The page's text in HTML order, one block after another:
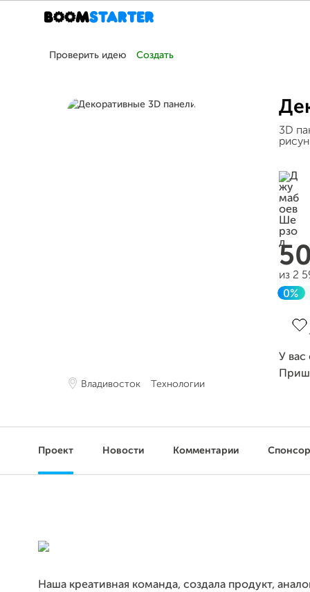
Проверить идею Создать
Владивосток Технологии
3D
из 2
0%
У вас
Проект Новости Комментарии
Наша креативная команда, создала продукт,